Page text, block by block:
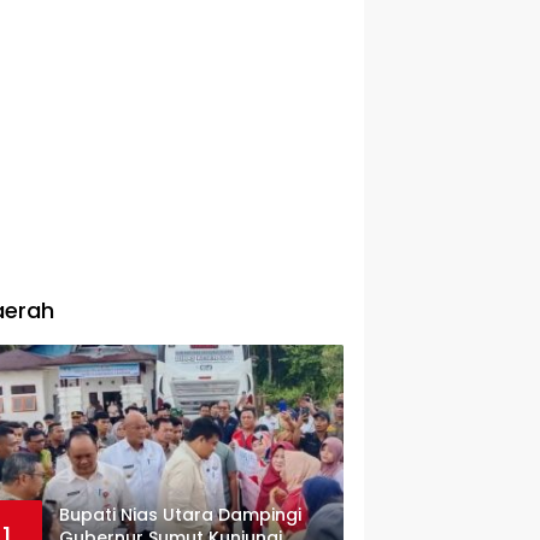
Bupati Nias Utara Dampingi